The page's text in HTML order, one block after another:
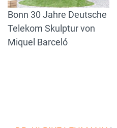
Bonn 30 Jahre Deutsche
Telekom Skulptur von
Miquel Barceló